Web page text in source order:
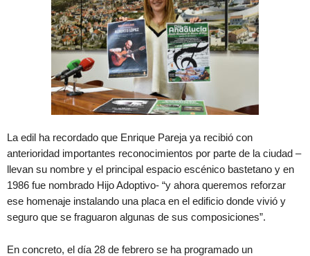
La edil ha recordado que Enrique Pareja ya recibió con
anterioridad importantes reconocimientos por parte de la ciudad –
llevan su nombre y el principal espacio escénico bastetano y en
1986 fue nombrado Hijo Adoptivo- “y ahora queremos reforzar
ese homenaje instalando una placa en el edificio donde vivió y
seguro que se fraguaron algunas de sus composiciones”.
En concreto, el día 28 de febrero se ha programado un